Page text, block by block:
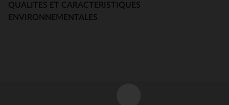
QUALITES ET CARACTERISTIQUES
ENVIRONNEMENTALES